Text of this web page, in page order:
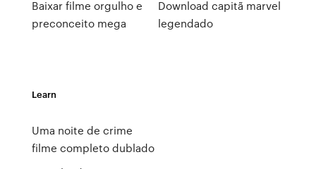
Baixar filme orgulho e
preconceito mega
Download capitã marvel
legendado
Learn
Uma noite de crime
filme completo dublado